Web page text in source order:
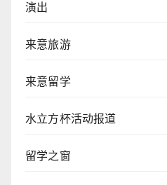
演出
来意旅游
来意留学
水立方杯活动报道
留学之窗